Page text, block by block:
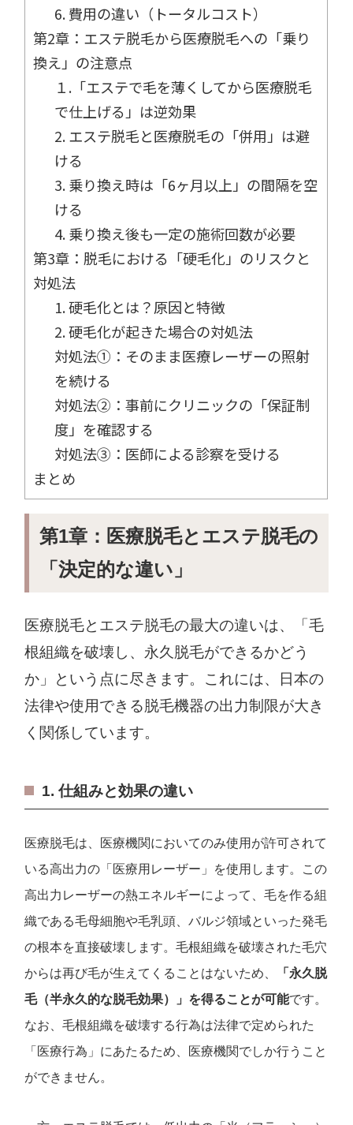
6. 費用の違い（トータルコスト）
第2章：エステ脱毛から医療脱毛への「乗り
換え」の注意点
１.「エステで毛を薄くしてから医療脱毛
で仕上げる」は逆効果
2. エステ脱毛と医療脱毛の「併用」は避
ける
3. 乗り換え時は「6ヶ月以上」の間隔を空
ける
4. 乗り換え後も一定の施術回数が必要
第3章：脱毛における「硬毛化」のリスクと
対処法
1. 硬毛化とは？原因と特徴
2. 硬毛化が起きた場合の対処法
対処法①：そのまま医療レーザーの照射
を続ける
対処法②：事前にクリニックの「保証制
度」を確認する
対処法③：医師による診察を受ける
まとめ
第1章：医療脱毛とエステ脱毛の
「決定的な違い」
医療脱毛とエステ脱毛の最大の違いは、「毛
根組織を破壊し、永久脱毛ができるかどう
か」という点に尽きます。これには、日本の
法律や使用できる脱毛機器の出力制限が大き
く関係しています。
1. 仕組みと効果の違い
医療脱毛は、医療機関においてのみ使用が許可されて
いる高出力の「医療用レーザー」を使用します。この
高出力レーザーの熱エネルギーによって、毛を作る組
織である毛母細胞や毛乳頭、バルジ領域といった発毛
の根本を直接破壊します。毛根組織を破壊された毛穴
からは再び毛が生えてくることはないため、
「永久脱
毛（半永久的な脱毛効果）」を得ることが可能です。
なお、毛根組織を破壊する行為は法律で定められた
「医療行為」にあたるため、医療機関でしか行うこと
ができません。